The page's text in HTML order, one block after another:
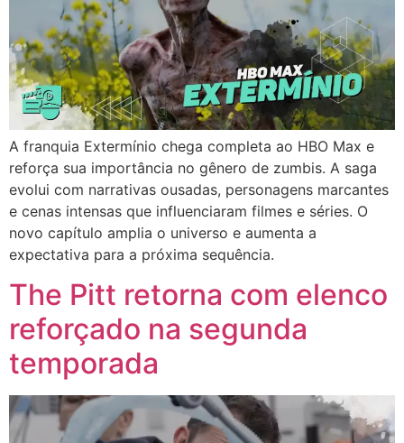
A franquia Extermínio chega completa ao HBO Max e
reforça sua importância no gênero de zumbis. A saga
evolui com narrativas ousadas, personagens marcantes
e cenas intensas que influenciaram filmes e séries. O
novo capítulo amplia o universo e aumenta a
expectativa para a próxima sequência.
The Pitt retorna com elenco
reforçado na segunda
temporada